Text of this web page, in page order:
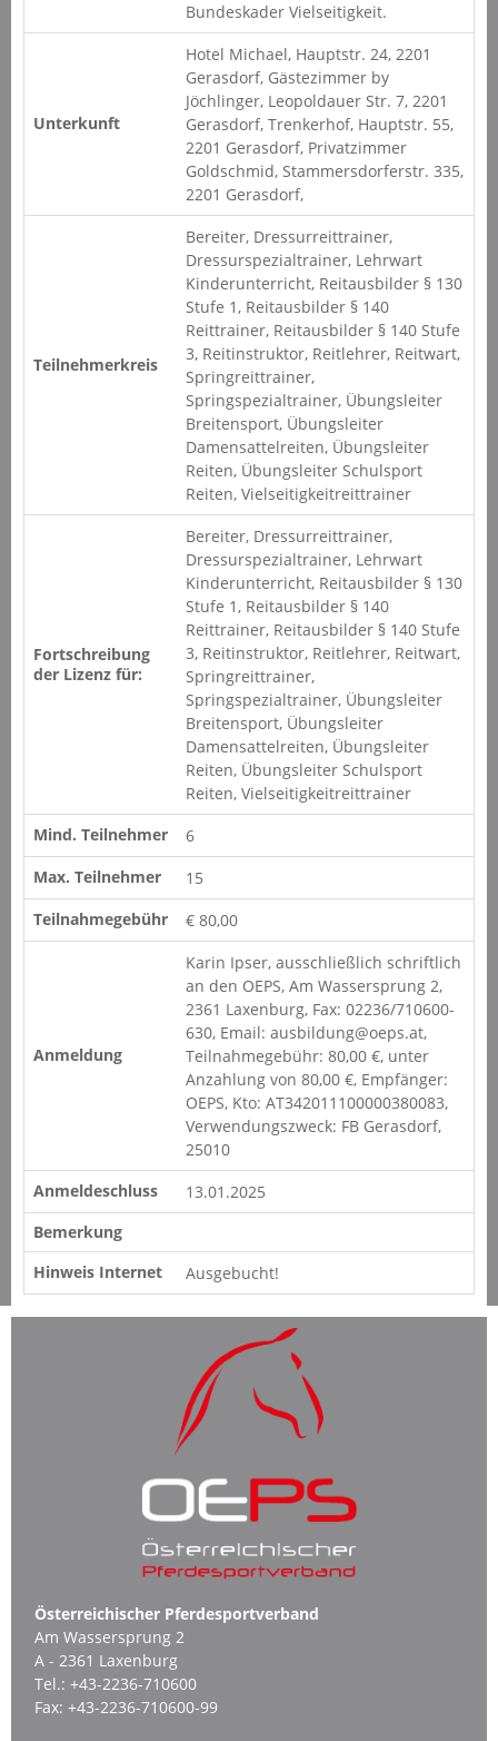
Bundeskader Vielseitigkeit.
Unterkunft
Hotel Michael, Hauptstr. 24, 2201
Gerasdorf, Gästezimmer by
Jöchlinger, Leopoldauer Str. 7, 2201
Gerasdorf, Trenkerhof, Hauptstr. 55,
2201 Gerasdorf, Privatzimmer
Goldschmid, Stammersdorferstr. 335,
2201 Gerasdorf,
Teilnehmerkreis
Bereiter, Dressurreittrainer,
Dressurspezialtrainer, Lehrwart
Kinderunterricht, Reitausbilder § 130
Stufe 1, Reitausbilder § 140
Reittrainer, Reitausbilder § 140 Stufe
3, Reitinstruktor, Reitlehrer, Reitwart,
Springreittrainer,
Springspezialtrainer, Übungsleiter
Breitensport, Übungsleiter
Damensattelreiten, Übungsleiter
Reiten, Übungsleiter Schulsport
Reiten, Vielseitigkeitreittrainer
Fortschreibung
der Lizenz für:
Bereiter, Dressurreittrainer,
Dressurspezialtrainer, Lehrwart
Kinderunterricht, Reitausbilder § 130
Stufe 1, Reitausbilder § 140
Reittrainer, Reitausbilder § 140 Stufe
3, Reitinstruktor, Reitlehrer, Reitwart,
Springreittrainer,
Springspezialtrainer, Übungsleiter
Breitensport, Übungsleiter
Damensattelreiten, Übungsleiter
Reiten, Übungsleiter Schulsport
Reiten, Vielseitigkeitreittrainer
Mind. Teilnehmer
6
Max. Teilnehmer
15
Teilnahmegebühr
€ 80,00
Anmeldung
Karin Ipser, ausschließlich schriftlich
an den OEPS, Am Wassersprung 2,
2361 Laxenburg, Fax: 02236/710600-
630, Email: ausbildung@oeps.at,
Teilnahmegebühr: 80,00 €, unter
Anzahlung von 80,00 €, Empfänger:
OEPS, Kto: AT342011100000380083,
Verwendungszweck: FB Gerasdorf,
25010
Anmeldeschluss
13.01.2025
Bemerkung
Hinweis Internet
Ausgebucht!
Österreichischer Pferdesportverband
Am Wassersprung 2
A - 2361 Laxenburg
Tel.: +43-2236-710600
Fax: +43-2236-710600-99